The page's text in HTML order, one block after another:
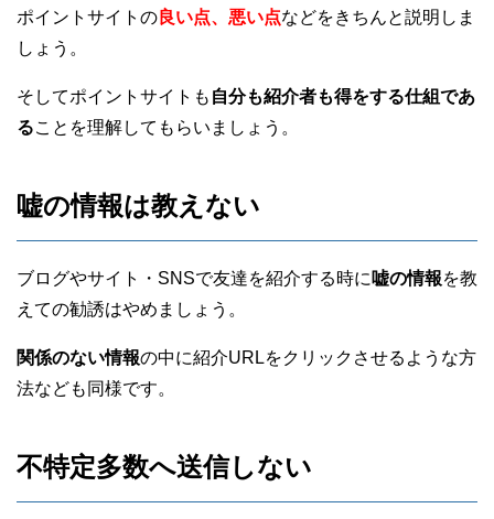
ポイントサイトの 良い点、悪い点などをきちんと説明しま
しょう。
そしてポイントサイトも 自分も紹介者も得をする仕組であ
ることを理解してもらいましょう。
嘘の情報は教えない
ブログやサイト・SNSで友達を紹介する時に 嘘の情報を教
えての勧誘はやめましょう。
関係のない情報の中に紹介URLをクリックさせるような方
法なども同様です。
不特定多数へ送信しない